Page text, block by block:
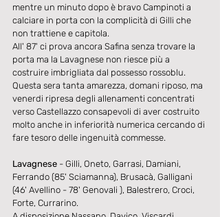
mentre un minuto dopo è bravo Campinoti a
calciare in porta con la complicità di Gilli che
non trattiene e capitola.
All' 87' ci prova ancora Safina senza trovare la
porta ma la Lavagnese non riesce più a
costruire imbrigliata dal possesso rossoblu.
Questa sera tanta amarezza, domani riposo, ma
venerdi ripresa degli allenamenti concentrati
verso Castellazzo consapevoli di aver costruito
molto anche in inferiorità numerica cercando di
fare tesoro delle ingenuità commesse.
Lavagnese - Gilli, Oneto, Garrasi, Damiani,
Ferrando (85' Sciamanna), Brusacà, Galligani
(46' Avellino - 78' Genovali ), Balestrero, Croci,
Forte, Currarino.